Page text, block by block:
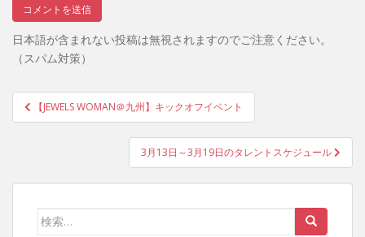
日本語が含まれない投稿は無視されますのでご注意ください。
（スパム対策）
投
稿
ゲ
【JEWELS WOMAN＠九州】キックオフイベント
3月13日～3月19日のタレントスケジュール
検